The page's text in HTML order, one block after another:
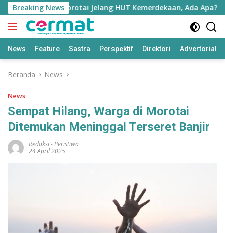
Langsung
ke
konten
Breaking News
di Pulau Morotai Jelang HUT Kemerdekaan, Ada Apa?
News Feature Sastra Perspektif Direktori Advertorial
Beranda News
News
Sempat Hilang, Warga di Morotai
Ditemukan Meninggal Terseret Banjir
Redaksi-Peristiwa
24 April 2025